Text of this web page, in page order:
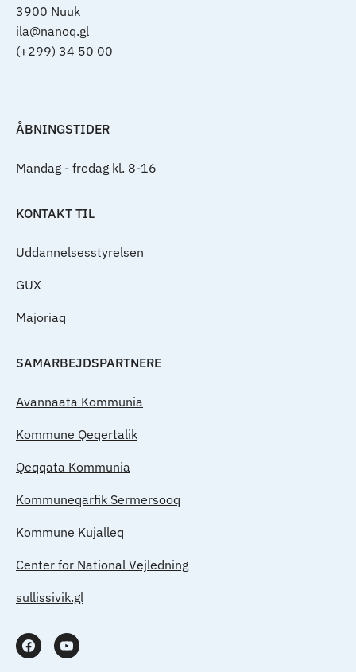
3900 Nuuk
ila@nanoq.gl
(+299) 34 50 00
ÅBNINGSTIDER
Mandag - fredag kl. 8-16
KONTAKT TIL
Uddannelsesstyrelsen
GUX
Majoriaq
SAMARBEJDSPARTNERE
Avannaata Kommunia
Kommune Qeqertalik
Qeqqata Kommunia
Kommuneqarfik Sermersooq
Kommune Kujalleq
Center for National Vejledning
sullissivik.gl